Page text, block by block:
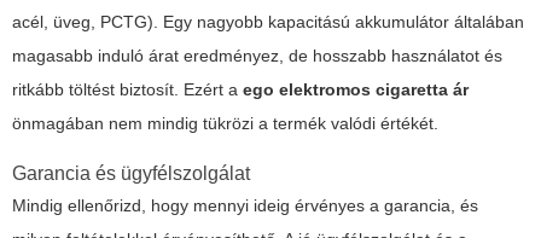
acél, üveg, PCTG). Egy nagyobb kapacitású akkumulátor általában
magasabb induló árat eredményez, de hosszabb használatot és
ritkább töltést biztosít. Ezért a ego elektromos cigaretta ár
önmagában nem mindig tükrözi a termék valódi értékét.
Garancia és ügyfélszolgálat
Mindig ellenőrizd, hogy mennyi ideig érvényes a garancia, és